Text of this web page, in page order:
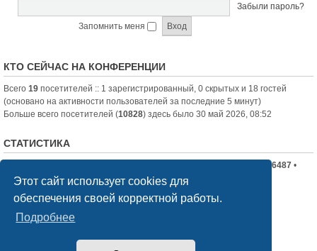
Этот сайт использует cookies для
обеспечения своей корректной работы.
Подробнее
Забыли пароль?
Запомнить меня
КТО СЕЙЧАС НА КОНФЕРЕНЦИИ
Всего 19 посетителей :: 1 зарегистрированный, 0 скрытых и 18 гостей
(основано на активности пользователей за последние 5 минут)
Больше всего посетителей (10828) здесь было 30 май 2026, 08:52
СТАТИСТИКА
• Всего пользователей:6487 •
Новый пользователь: nord-jeka
Список форумов
phpBB® Forum Software © phpBB Limited